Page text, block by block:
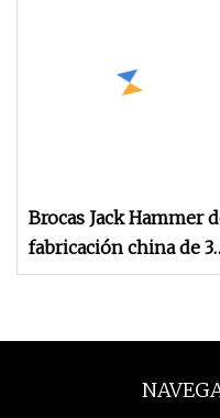
Brocas Jack Hammer
fabricación china de
mm y 8 botones